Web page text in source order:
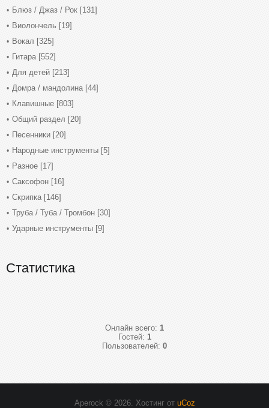
Блюз / Джаз / Рок [131]
Виолончель [19]
Вокал [325]
Гитара [552]
Для детей [213]
Домра / мандолина [44]
Клавишные [803]
Общий раздел [20]
Песенники [20]
Народные инструменты [5]
Разное [17]
Саксофон [16]
Скрипка [146]
Труба / Туба / Тромбон [30]
Ударные инструменты [9]
Статистика
Онлайн всего: 1
Гостей: 1
Пользователей: 0
Aperock © 2026. Хостинг от uCoz